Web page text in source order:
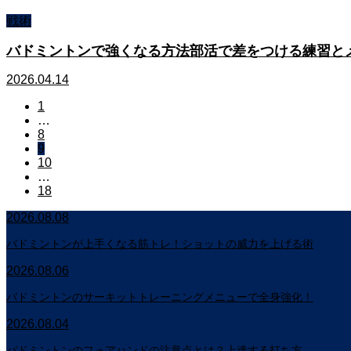
戦術
バドミントンで強くなる方法部活で差をつける練習と
2026.04.14
1
…
8
9
10
…
18
2026.08.08
バドミントンが上手くなる筋トレ！ショットの威力を上げる術
2026.08.06
バドミントンのサーキットトレーニングメニューで全身強化！
2026.08.04